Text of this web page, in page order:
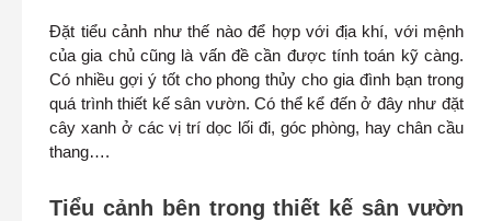
Đặt tiểu cảnh như thế nào để hợp với địa khí, với mệnh
của gia chủ cũng là vấn đề cần được tính toán kỹ càng.
Có nhiều gợi ý tốt cho phong thủy cho gia đình bạn trong
quá trình thiết kế sân vườn. Có thể kể đến ở đây như đặt
cây xanh ở các vị trí dọc lối đi, góc phòng, hay chân cầu
thang….
Tiểu cảnh bên trong thiết kế sân vườn